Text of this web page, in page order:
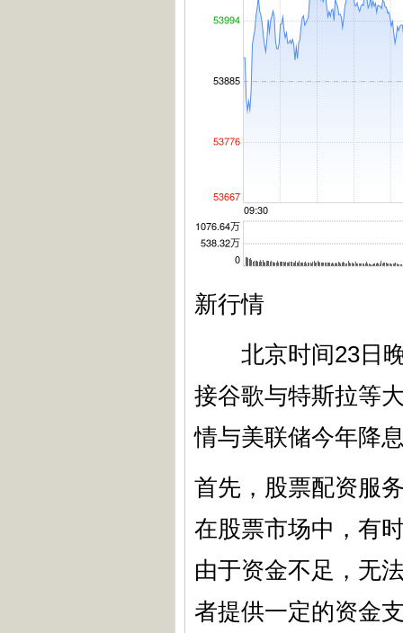
新行情
北京时间23日晚
接谷歌与特斯拉等
情与美联储今年降
首先，股票配资服
在股票市场中，有
由于资金不足，无
者提供一定的资金